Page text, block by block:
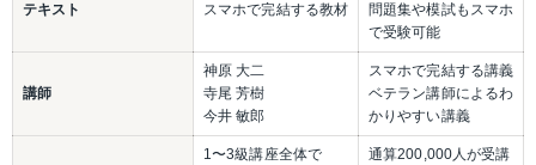
テキスト スマホで完結する教材
問題集や模試もスマホ
で受験可能
講師
神原 大二
寺尾 芳樹
今井 敏郎
スマホで完結する講義
ベテラン講師によるわ
かりやすい講義
1〜3級講座全体で
通算200,000人が受講